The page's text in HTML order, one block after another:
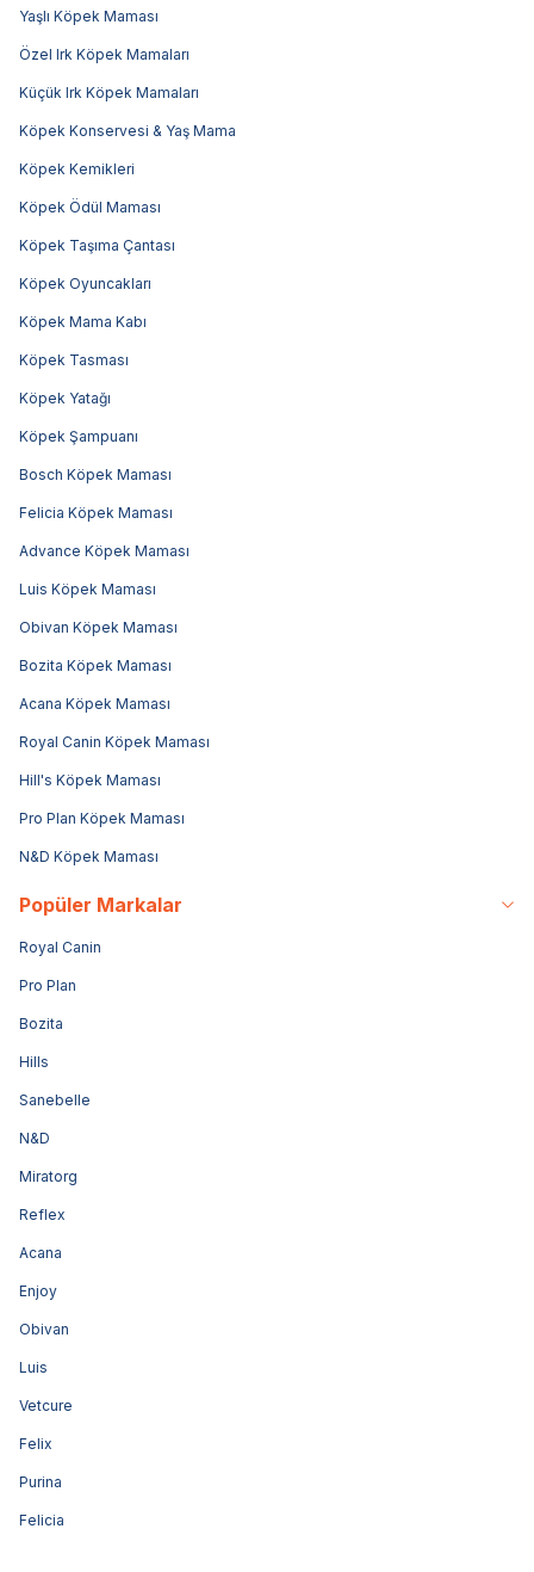
Yaşlı Köpek Maması
Özel Irk Köpek Mamaları
Küçük Irk Köpek Mamaları
Köpek Konservesi & Yaş Mama
Köpek Kemikleri
Köpek Ödül Maması
Köpek Taşıma Çantası
Köpek Oyuncakları
Köpek Mama Kabı
Köpek Tasması
Köpek Yatağı
Köpek Şampuanı
Bosch Köpek Maması
Felicia Köpek Maması
Advance Köpek Maması
Luis Köpek Maması
Obivan Köpek Maması
Bozita Köpek Maması
Acana Köpek Maması
Royal Canin Köpek Maması
Hill's Köpek Maması
Pro Plan Köpek Maması
N&D Köpek Maması
Popüler Markalar
Royal Canin
Pro Plan
Bozita
Hills
Sanebelle
N&D
Miratorg
Reflex
Acana
Enjoy
Obivan
Luis
Vetcure
Felix
Purina
Felicia